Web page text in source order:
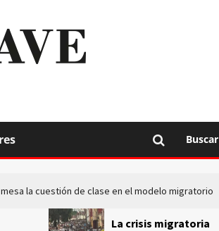
Buscar
la cuestión de clase en el modelo migratorio
La crisis migratoria